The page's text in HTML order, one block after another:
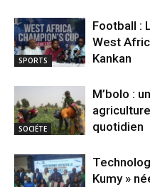
SPORTS
Football :
West
Kankan
SOCIÉTE
M’bolo :
quotidien
Kumy »